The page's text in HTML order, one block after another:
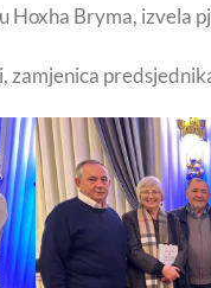
Bryma, izvela